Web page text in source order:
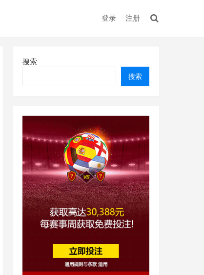
登录 注册
搜索
搜索